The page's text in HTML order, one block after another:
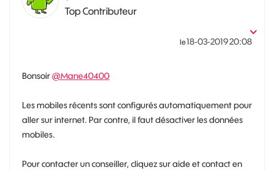
Top Contributeur
le‎18-03-201920:08
Bonsoir@Mane40400
Les mobiles récents sont configurés automatiquement pour
aller sur internet. Par contre, il faut désactiver les données
mobiles.
Pour contacter un conseiller, cliquez sur aide et contact en